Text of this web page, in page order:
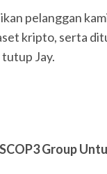
pelanggan
kripto, serta
Jay.
Group